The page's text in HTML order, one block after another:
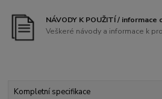
NÁVODY K POUŽITÍ / informace
Veškeré návody a informace k
Kompletní specifikace